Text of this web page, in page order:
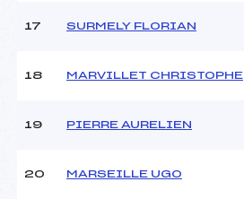
17 SURMELY FLORIAN
18 MARVILLET CHRISTOPHE
19 PIERRE AURELIEN
20 MARSEILLE UGO